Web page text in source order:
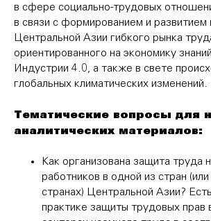
в сфере социально-трудовых
в связи с формированием и развитием
Центральной Азии гибкого рынка
ориентированного на экономику
Индустрии 4.0, а также в свете
глобальных климатических изменений.
Тематические вопросы для
аналитических материалов:
Как организована защита труда
работников в одной из стран
странах) Центральной Азии?
практике защиты трудовых прав